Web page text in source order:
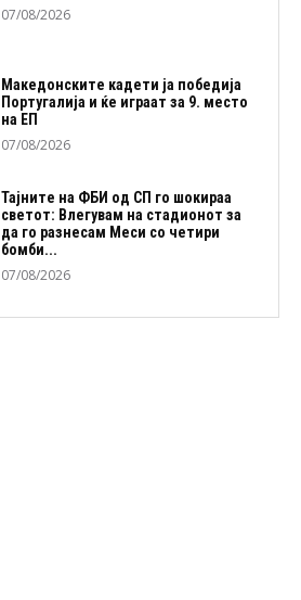
07/08/2026
Македонските кадети ја победија
Португалија и ќе играат за 9. место
на ЕП
07/08/2026
Тајните на ФБИ од СП го шокираа
светот: Влегувам на стадионот за
да го разнесам Меси со четири
бомби...
07/08/2026